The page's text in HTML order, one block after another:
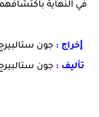
في النهاية
ﺇﺧﺮاﺝ : جون
ﺗﺄﻟﻴﻒ : جون